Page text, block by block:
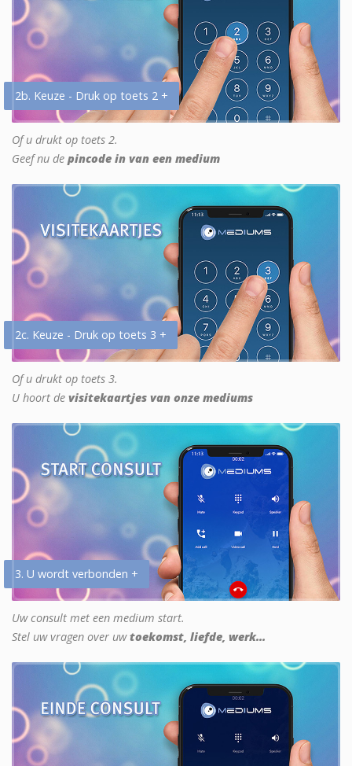
2b. Keuze - Druk op toets 2 +
Of u drukt op toets 2.
Geef nu de pincode in van een medium
2c. Keuze - Druk op toets 3 +
Of u drukt op toets 3.
U hoort de visitekaartjes van onze mediums
3. U wordt verbonden +
Uw consult met een medium start.
Stel uw vragen over uwtoekomst, liefde, werk...